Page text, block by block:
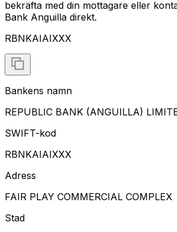
bekräfta med din mottagare eller
Bank Anguilla direkt.
RBNKAIAIXXX
Bankens namn
REPUBLIC BANK (ANGUILLA)
SWIFT-kod
RBNKAIAIXXX
Adress
FAIR PLAY COMMERCIAL COMPLEX
Stad